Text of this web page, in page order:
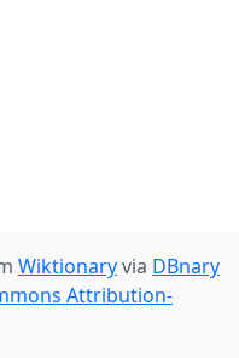
Wiktionaryvia DBnary
Attribution-